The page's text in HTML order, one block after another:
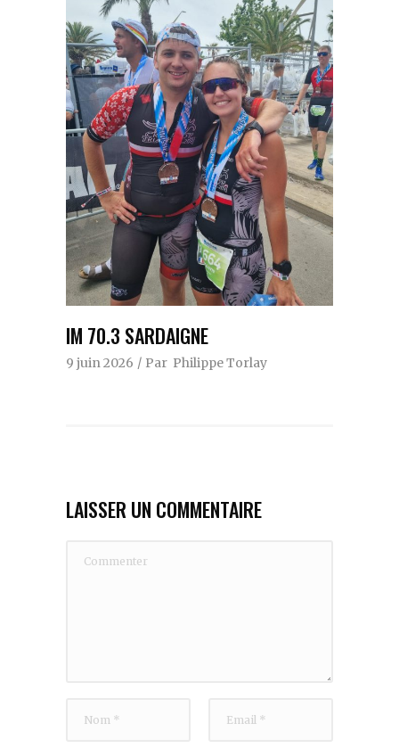
IM 70.3 SARDAIGNE
9 juin 2026 Par Philippe Torlay
LAISSER UN COMMENTAIRE